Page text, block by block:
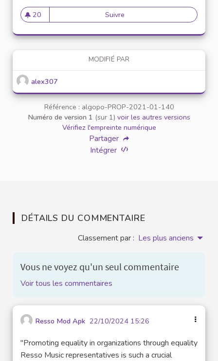
20
20 abonnés
Suivre Mise en place de référents
MODIFIÉ PAR
alex307
Référence : algopo-PROP-2021-01-140
Numéro de version 1 (sur 1) voir les autres versions
Vérifiez l'empreinte numérique
Partager
Intégrer
DÉTAILS DU COMMENTAIRE
Classement par : Les plus anciens
Vous ne voyez qu'un seul commentaire
Voir tous les commentaires
Resso Mod Apk 22/10/2024 15:26
"Promoting equality in organizations through equality
Resso Music representatives is such a crucial